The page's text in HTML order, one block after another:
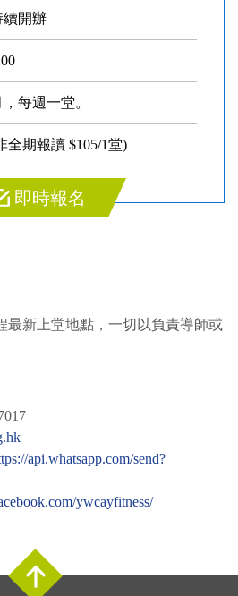
續開辦
每週一堂。
全期報讀 $105/1堂)
即時報名
最新上堂地點，一切以負責導師或
api.whatsapp.com/send?
ywcayfitness/